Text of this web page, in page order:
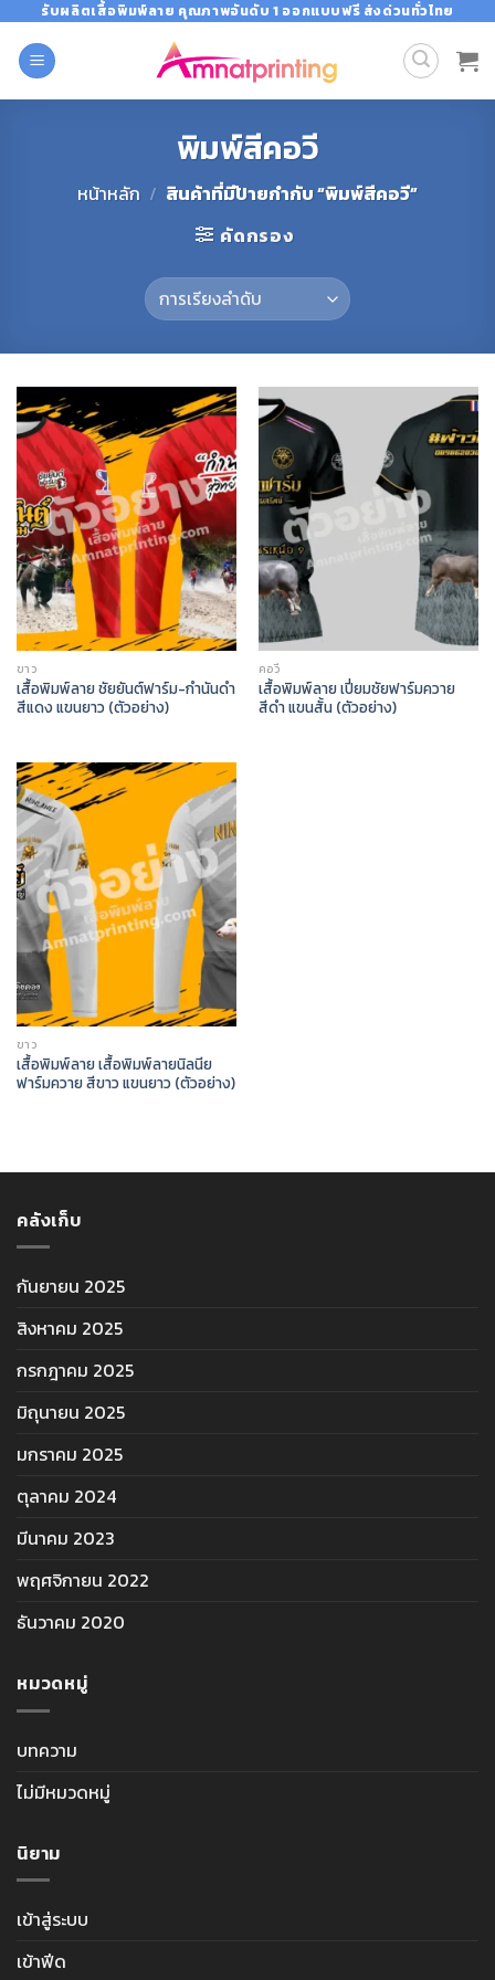
content
รับผลิตเสื้อพิมพ์ลาย คุณภาพอันดับ 1 ออกแบบฟรี ส่งด่วนทั่วไทย
พิมพ์สีคอวี
หน้าหลัก / สินค้าที่มีป้ายกำกับ “พิมพ์สีคอวี”
คัดกรอง
ขาว
เสื้อพิมพ์ลาย ชัยยันต์ฟาร์ม-กำนันดำ
สีแดง แขนยาว (ตัวอย่าง)
คอวี
เสื้อพิมพ์ลาย เปี่ยมชัยฟาร์มควาย
สีดำ แขนสั้น (ตัวอย่าง)
ขาว
เสื้อพิมพ์ลาย เสื้อพิมพ์ลายนิลนีย
ฟาร์มควาย สีขาว แขนยาว (ตัวอย่าง)
คลังเก็บ
กันยายน 2025
สิงหาคม 2025
กรกฎาคม 2025
มิถุนายน 2025
มกราคม 2025
ตุลาคม 2024
มีนาคม 2023
พฤศจิกายน 2022
ธันวาคม 2020
หมวดหมู่
บทความ
ไม่มีหมวดหมู่
นิยาม
เข้าสู่ระบบ
เข้าฟีด